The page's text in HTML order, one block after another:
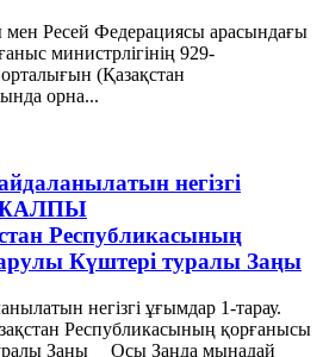
мен Ресей Федерациясы арасындағы
министрлігінің 929-
(Қазақстан
орна...
негізгі
ЖАЛПЫ
Республикасының
Күштері туралы Заңы
негізгі ұғымдар 1-тарау.
Республикасының қорғанысы
Заңы Осы Заңда мынадай